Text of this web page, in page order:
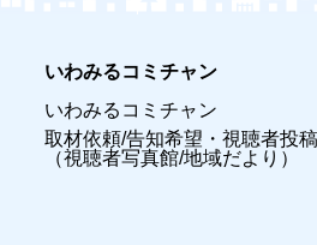
いわみるコミチャン
いわみるコミチャン
取材依頼/告知希望・視聴者投稿
（視聴者写真館/地域だより）